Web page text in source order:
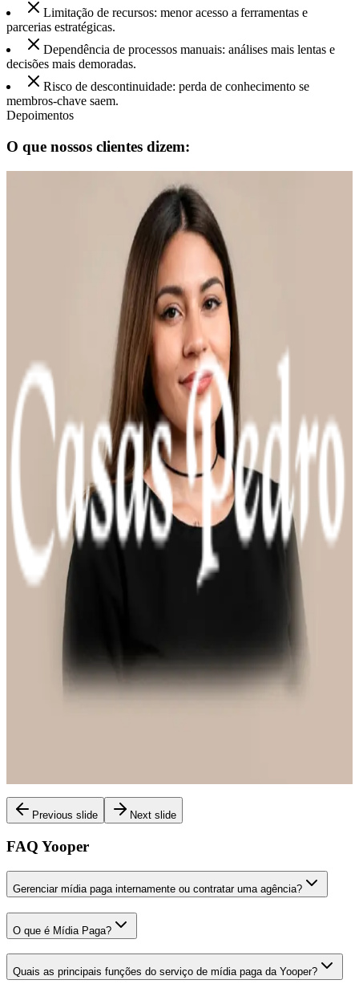
Limitação de recursos: menor acesso a ferramentas e
parcerias estratégicas.
Dependência de processos manuais: análises mais lentas e
decisões mais demoradas.
Risco de descontinuidade: perda de conhecimento se
membros-chave saem.
Depoimentos
O que nossos clientes dizem:
um crescimento sólido ano após ano. Esse
relacionamento próximo nos traz a segurança necessária
para evoluirmos juntos diariamente."
Coordenador de e-commerce
"Competência define a Yooper. Como uma das
melhores agências de performance do Brasil, os
excelentes resultados que entregam nos fazem querer
manter essa parceria por muitos anos."
Rafael
Marketing
"Buscamos parceria e, acima de tudo, performance real.
É exatamente isso que temos encontrado e consolidado
em nossa trajetória com a equipe da Yooper ao longo do
tempo."
Marcelo Castro
CEO & Co-Founder i2Go
"Confiança é a base do nosso relacionamento com a
Yooper. Ao longo desta jornada, alcançamos resultados
excelentes e construímos uma parceria incrível e de
muito sucesso."
Rayan Oliveira
"A Yooper trouxe ótimos resultados para a Casas Pedro.
Otimizamos a verba de mídia com visibilidade, métricas
Previous slide Next slide
FAQ Yooper
Gerenciar mídia paga internamente ou contratar uma agência?
O que é Mídia Paga?
Quais as principais funções do serviço de mídia paga da Yooper?